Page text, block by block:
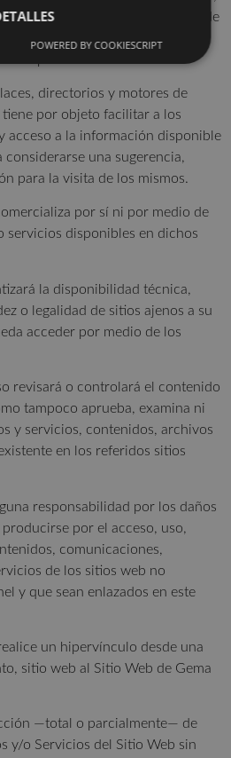
botones), directorios y motores de
Usuarios acceder a sitios web
por terceros.
directorios y motores de
por objeto facilitar a los
acceso a la información disponible
una sugerencia,
para la visita de los mismos.
por sí ni por medio de
servicios disponibles en dichos
la disponibilidad técnica,
o legalidad de sitios ajenos a su
acceder por medio de los
revisará o controlará el contenido
tampoco aprueba, examina ni
y servicios, contenidos, archivos
en los referidos sitios
responsabilidad por los daños
por el acceso, uso,
comunicaciones,
de los sitios web no
y que sean enlazados en este
un hipervínculo desde una
sitio web al Sitio Web de Gema
—total o parcialmente— de
y/o Servicios del Sitio Web sin
POWERED BY COOKIESCRIPT